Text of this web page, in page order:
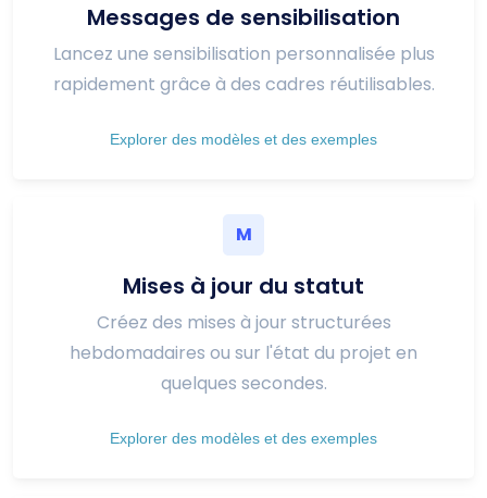
Messages de sensibilisation
Lancez une sensibilisation personnalisée plus
rapidement grâce à des cadres réutilisables.
Explorer des modèles et des exemples
M
Mises à jour du statut
Créez des mises à jour structurées
hebdomadaires ou sur l'état du projet en
quelques secondes.
Explorer des modèles et des exemples